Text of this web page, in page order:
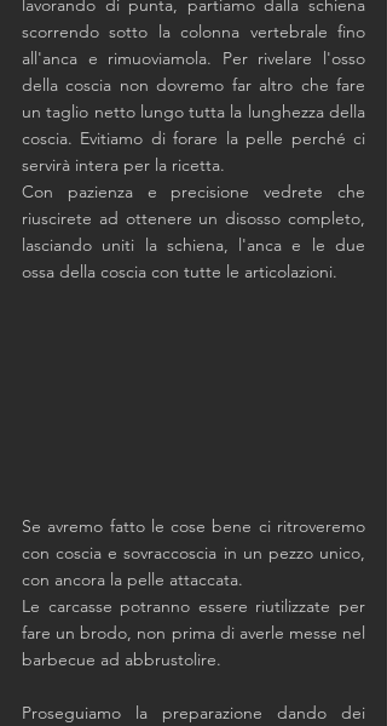
lavorando di punta, partiamo dalla schiena
scorrendo sotto la colonna vertebrale fino
all'anca e rimuoviamola. Per rivelare l'osso
della coscia non dovremo far altro che fare
un taglio netto lungo tutta la lunghezza della
coscia. Evitiamo di forare la pelle perché ci
servirà intera per la ricetta.
Con pazienza e precisione vedrete che
riuscirete ad ottenere un disosso completo,
lasciando uniti la schiena, l'anca e le due
ossa della coscia con tutte le articolazioni.
Se avremo fatto le cose bene ci ritroveremo
con coscia e sovraccoscia in un pezzo unico,
con ancora la pelle attaccata.
Le carcasse potranno essere riutilizzate per
fare un brodo, non prima di averle messe nel
barbecue ad abbrustolire.
Proseguiamo la preparazione dando dei